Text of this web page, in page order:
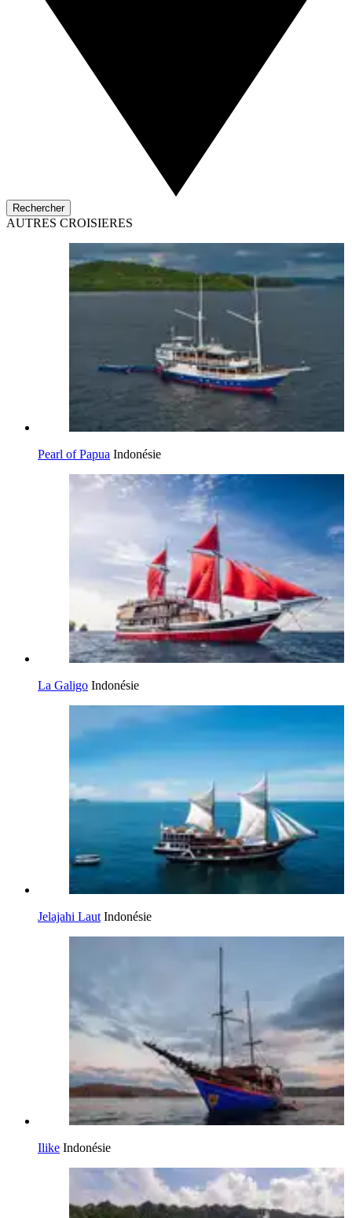
Rechercher
AUTRES CROISIERES
Pearl of Papua Indonésie
La Galigo Indonésie
Jelajahi Laut Indonésie
Ilike Indonésie